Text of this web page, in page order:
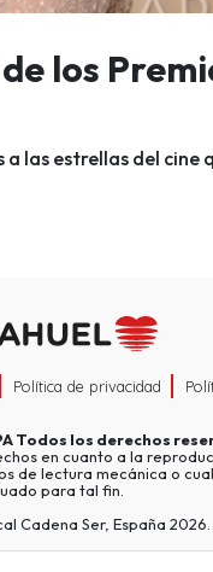
los
las estrellas del cine
Política de privacidad
Todos los derechos
en cuanto a la
de lectura mecánica o
para tal fin.
Cadena Ser, España 2026.